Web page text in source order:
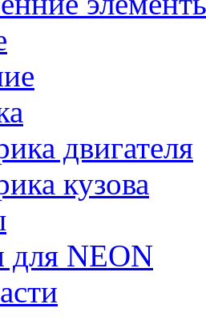
двигателя
кузова
для NEON